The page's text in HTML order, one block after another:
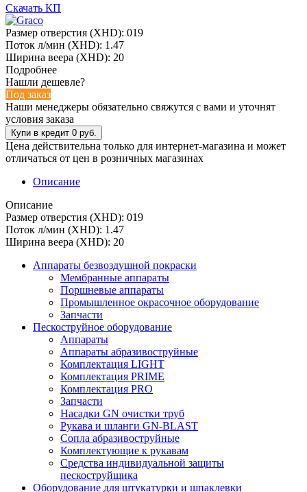
Скачать КП
Размер отверстия (XHD): 019
Поток л/мин (XHD): 1.47
Ширина веера (XHD): 20
Подробнее
Нашли дешевле?
Под заказ
Наши менеджеры обязательно свяжутся с вами и уточнят
условия заказа
Цена действительна только для интернет-магазина и может
отличаться от цен в розничных магазинах
Описание
Описание
Размер отверстия (XHD): 019
Поток л/мин (XHD): 1.47
Ширина веера (XHD): 20
Аппараты безвоздушной покраски
Мембранные аппараты
Поршневые аппараты
Промышленное окрасочное оборудование
Запчасти
Пескоструйное оборудование
Аппараты
Аппараты абразивоструйные
Комплектация LIGHT
Комплектация PRIME
Комплектация PRO
Запчасти
Насадки GN очистки труб
Рукава и шланги GN-BLAST
Сопла абразивоструйные
Комплектующие к рукавам
Средства индивидуальной защиты
пескоструйщика
Оборудование для штукатурки и шпаклевки